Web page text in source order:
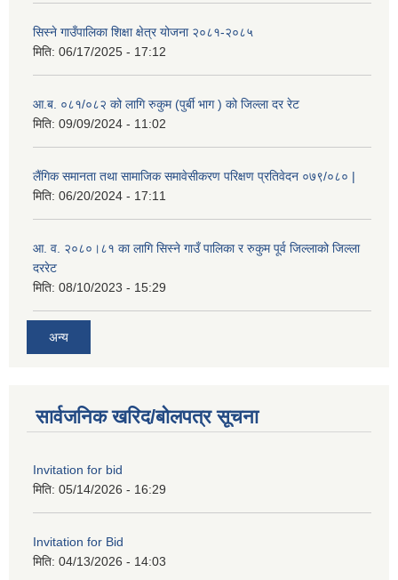
सिस्ने गाउँपालिका शिक्षा क्षेत्र योजना २०८१-२०८५
मिति: 06/17/2025 - 17:12
आ.ब. ०८१/०८२ को लागि रुकुम (पुर्बी भाग ) को जिल्ला दर रेट
मिति: 09/09/2024 - 11:02
लैंगिक समानता तथा सामाजिक समावेसीकरण परिक्षण प्रतिवेदन ०७९/०८० |
मिति: 06/20/2024 - 17:11
आ. व. २०८०।८१ का लागि सिस्ने गाउँ पालिका र रुकुम पूर्व जिल्लाको जिल्ला
दररेट
मिति: 08/10/2023 - 15:29
अन्य
सार्वजनिक खरिद/बोलपत्र सूचना
Invitation for bid
मिति: 05/14/2026 - 16:29
Invitation for Bid
मिति: 04/13/2026 - 14:03